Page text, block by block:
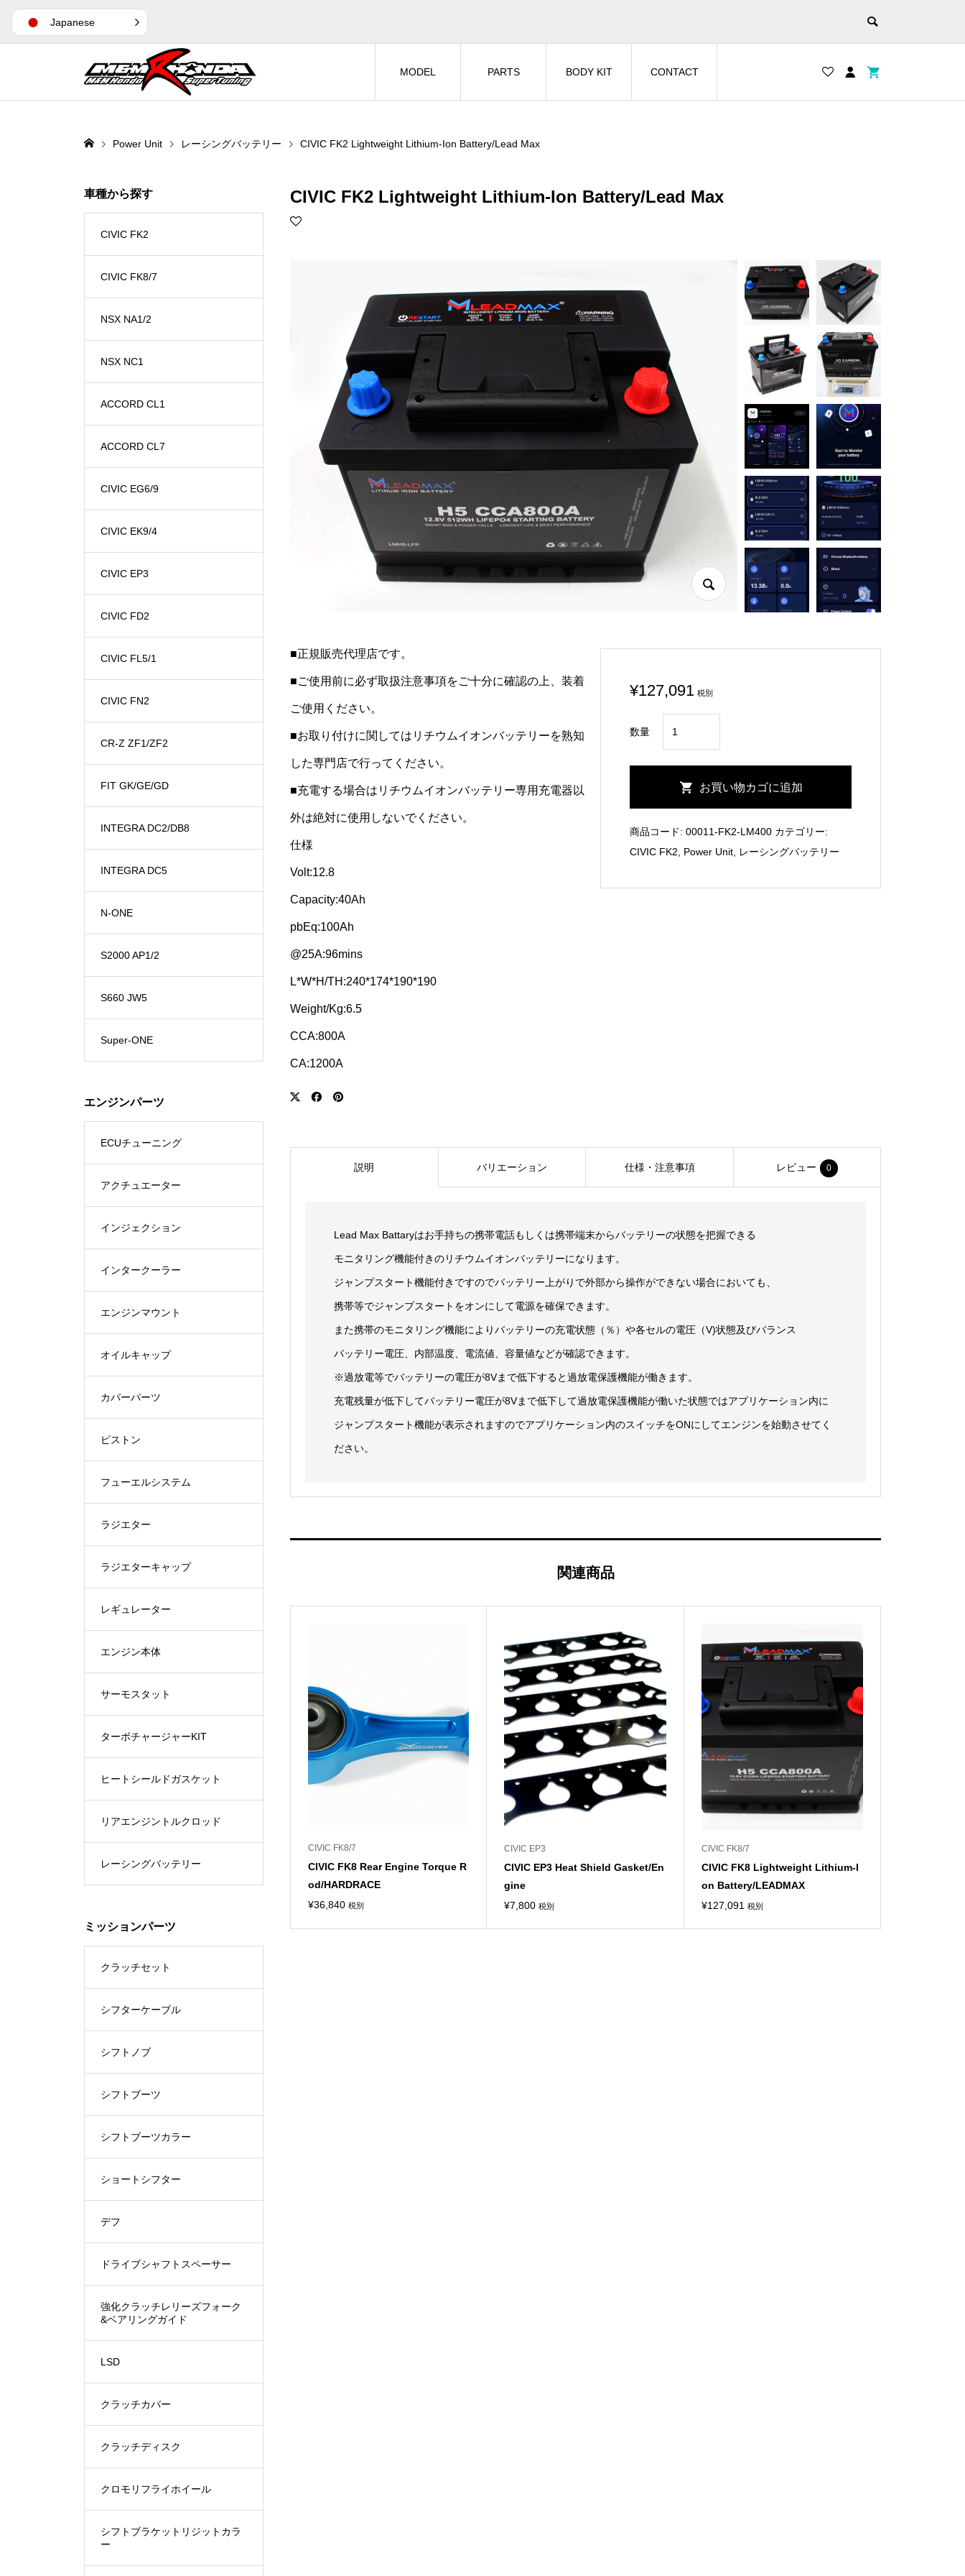
MODEL PARTS BODY KIT CONTACT
Power Unit レーシングバッテリー CIVIC FK2 Lightweight Lithium-Ion Battery/Lead Max
CIVIC FK2 Lightweight Lithium-Ion Battery/Lead Max
■正規販売代理店です。
■ご使用前に必ず取扱注意事項をご十分に確認の上、装着
ご使用ください。
■お取り付けに関してはリチウムイオンバッテリーを熟知
した専門店で行ってください。
■充電する場合はリチウムイオンバッテリー専用充電器以
外は絶対に使用しないでください。
仕様
Volt:12.8
Capacity:40Ah
pbEq:100Ah
@25A:96mins
L*W*H/TH:240*174*190*190
Weight/Kg:6.5
CCA:800A
CA:1200A
¥127,091 税別
数量
Lightweight
Lithium-
お買い物カゴに追加
商品コード:00011-FK2-LM400 カテゴリー:
CIVIC FK2
Power Unit レーシングバッテリー
説明 バリエーション 仕様・注意事項 レビュー 0
Lead Max Battaryはお手持ちの携帯電話もしくは携帯端末からバッテリーの状態を把握できる
モニタリング機能付きのリチウムイオンバッテリーになります。
ジャンプスタート機能付きですのでバッテリー上がりで外部から操作ができない場合においても、
携帯等でジャンプスタートをオンにして電源を確保できます。
また携帯のモニタリング機能によりバッテリーの充電状態（％）や各セルの電圧（V)状態及びバランス
バッテリー電圧、内部温度、電流値、容量値などが確認できます。
※過放電等でバッテリーの電圧が8Vまで低下すると過放電保護機能が働きます。
充電残量が低下してバッテリー電圧が8Vまで低下して過放電保護機能が働いた状態ではアプリケーション内に
ジャンプスタート機能が表示されますのでアプリケーション内のスイッチをONにしてエンジンを始動させてく
ださい。
関連商品
CIVIC FK8/7
CIVIC FK8 Rear Engine Torque R
od/HARDRACE
¥36,840 税別
CIVIC EP3
CIVIC EP3 Heat Shield Gasket/En
gine
¥7,800 税別
CIVIC FK8/7
CIVIC FK8 Lightweight Lithium-I
on Battery/LEADMAX
¥127,091 税別
車種から探す
CIVIC FK2
CIVIC FK8/7
NSX NA1/2
NSX NC1
ACCORD CL1
ACCORD CL7
CIVIC EG6/9
CIVIC EK9/4
CIVIC EP3
CIVIC FD2
CIVIC FL5/1
CIVIC FN2
CR-Z ZF1/ZF2
FIT GK/GE/GD
INTEGRA DC2/DB8
INTEGRA DC5
N-ONE
S2000 AP1/2
S660 JW5
Super-ONE
エンジンパーツ
ECUチューニング
アクチュエーター
インジェクション
インタークーラー
エンジンマウント
オイルキャップ
カバーパーツ
ピストン
フューエルシステム
ラジエター
ラジエターキャップ
レギュレーター
エンジン本体
サーモスタット
ターボチャージャーKIT
ヒートシールドガスケット
リアエンジントルクロッド
レーシングバッテリー
ミッションパーツ
クラッチセット
シフターケーブル
シフトノブ
シフトブーツ
シフトブーツカラー
ショートシフター
デフ
ドライブシャフトスペーサー
強化クラッチレリーズフォーク
&ベアリングガイド
LSD
クラッチカバー
クラッチディスク
クロモリフライホイール
シフトブラケットリジットカラ
ー
Japanese